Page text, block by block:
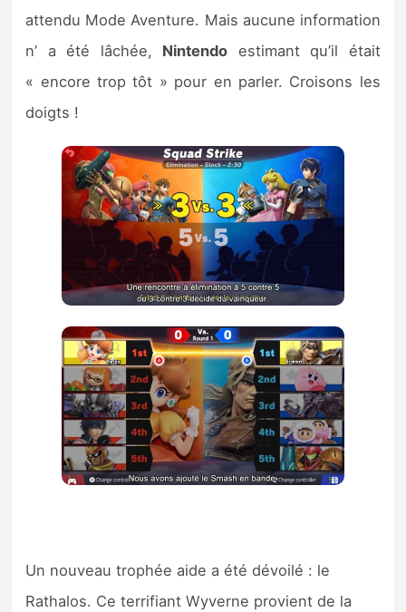
attendu Mode Aventure. Mais aucune information
n’ a été lâchée, Nintendo estimant qu’il était
« encore trop tôt » pour en parler. Croisons les
doigts !
Un nouveau trophée aide a été dévoilé : le
Rathalos. Ce terrifiant Wyverne provient de la